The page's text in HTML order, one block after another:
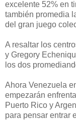
excelente 52% en
también promedia
del gran juego
A resaltar los
y Gregory
los dos
Ahora Venezuela
empezarán
Puerto Rico y
para pensar entrar